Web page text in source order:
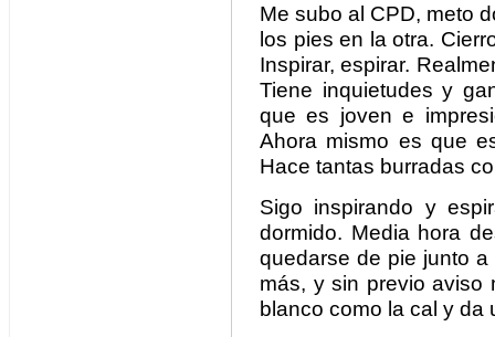
Me subo al CPD, meto
los pies en la otra.
Inspirar, espirar.
Tiene inquietudes y
que es joven e
Ahora mismo es que
Hace tantas burradas
Sigo inspirando y
dormido. Media hora
quedarse de pie junto
más, y sin previo aviso
blanco como la cal y da